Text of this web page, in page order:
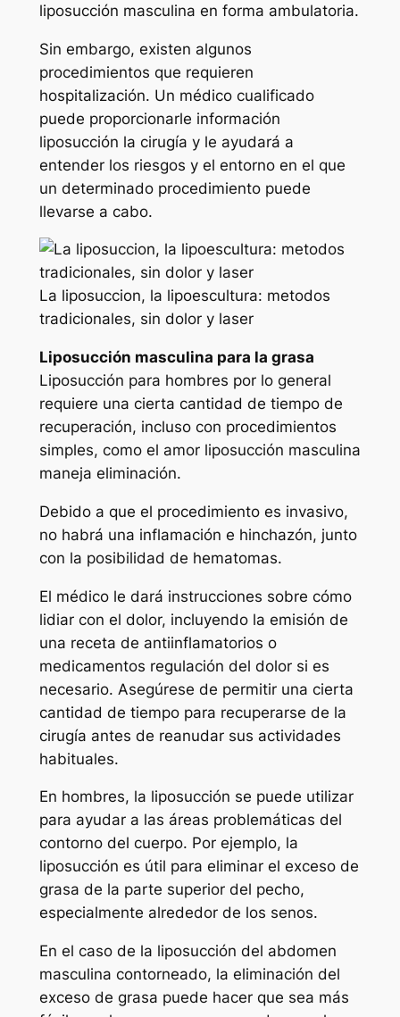
liposucción masculina en forma ambulatoria.
Sin embargo, existen algunos
procedimientos que requieren
hospitalización. Un médico cualificado
puede proporcionarle información
liposucción la cirugía y le ayudará a
entender los riesgos y el entorno en el que
un determinado procedimiento puede
llevarse a cabo.
La liposuccion, la lipoescultura: metodos
tradicionales, sin dolor y laser
Liposucción masculina para la grasa
Liposucción para hombres por lo general
requiere una cierta cantidad de tiempo de
recuperación, incluso con procedimientos
simples, como el amor liposucción masculina
maneja eliminación.
Debido a que el procedimiento es invasivo,
no habrá una inflamación e hinchazón, junto
con la posibilidad de hematomas.
El médico le dará instrucciones sobre cómo
lidiar con el dolor, incluyendo la emisión de
una receta de antiinflamatorios o
medicamentos regulación del dolor si es
necesario. Asegúrese de permitir una cierta
cantidad de tiempo para recuperarse de la
cirugía antes de reanudar sus actividades
habituales.
En hombres, la liposucción se puede utilizar
para ayudar a las áreas problemáticas del
contorno del cuerpo. Por ejemplo, la
liposucción es útil para eliminar el exceso de
grasa de la parte superior del pecho,
especialmente alrededor de los senos.
En el caso de la liposucción del abdomen
masculina contorneado, la eliminación del
exceso de grasa puede hacer que sea más